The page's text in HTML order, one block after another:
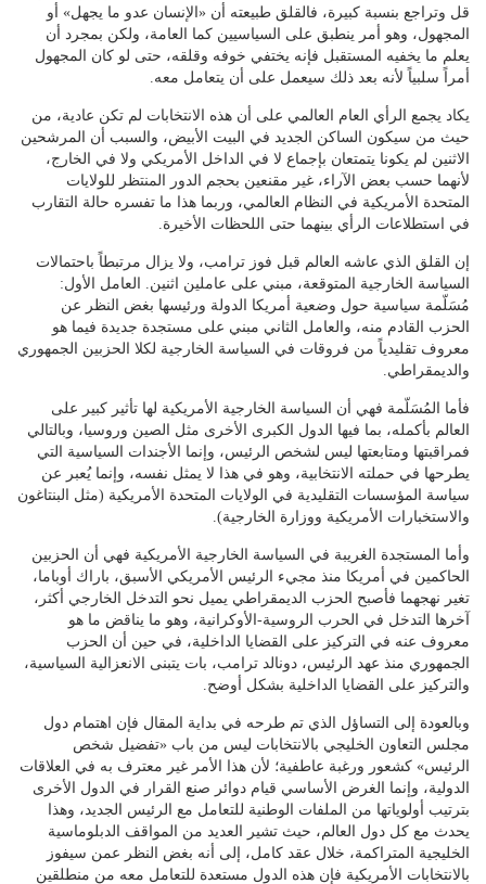
قل وتراجع بنسبة كبيرة، فالقلق طبيعته أن «الإنسان عدو ما يجهل» أو
المجهول، وهو أمر ينطبق على السياسيين كما العامة، ولكن بمجرد أن
يعلم ما يخفيه المستقبل فإنه يختفي خوفه وقلقه، حتى لو كان المجهول
أمراً سلبياً لأنه بعد ذلك سيعمل على أن يتعامل معه.
يكاد يجمع الرأي العام العالمي على أن هذه الانتخابات لم تكن عادية، من
حيث من سيكون الساكن الجديد في البيت الأبيض، والسبب أن المرشحين
الاثنين لم يكونا يتمتعان بإجماع لا في الداخل الأمريكي ولا في الخارج،
لأنهما حسب بعض الآراء، غير مقنعين بحجم الدور المنتظر للولايات
المتحدة الأمريكية في النظام العالمي، وربما هذا ما تفسره حالة التقارب
في استطلاعات الرأي بينهما حتى اللحظات الأخيرة.
إن القلق الذي عاشه العالم قبل فوز ترامب، ولا يزال مرتبطاً باحتمالات
السياسة الخارجية المتوقعة، مبني على عاملين اثنين. العامل الأول:
مُسَلّمة سياسية حول وضعية أمريكا الدولة ورئيسها بغض النظر عن
الحزب القادم منه، والعامل الثاني مبني على مستجدة جديدة فيما هو
معروف تقليدياً من فروقات في السياسة الخارجية لكلا الحزبين الجمهوري
والديمقراطي.
فأما المُسَلّمة فهي أن السياسة الخارجية الأمريكية لها تأثير كبير على
العالم بأكمله، بما فيها الدول الكبرى الأخرى مثل الصين وروسيا، وبالتالي
فمراقبتها ومتابعتها ليس لشخص الرئيس، وإنما الأجندات السياسية التي
يطرحها في حملته الانتخابية، وهو في هذا لا يمثل نفسه، وإنما يُعبر عن
سياسة المؤسسات التقليدية في الولايات المتحدة الأمريكية (مثل البنتاغون
والاستخبارات الأمريكية ووزارة الخارجية).
وأما المستجدة الغريبة في السياسة الخارجية الأمريكية فهي أن الحزبين
الحاكمين في أمريكا منذ مجيء الرئيس الأمريكي الأسبق، باراك أوباما،
تغير نهجهما فأصبح الحزب الديمقراطي يميل نحو التدخل الخارجي أكثر،
آخرها التدخل في الحرب الروسية-الأوكرانية، وهو ما يناقض ما هو
معروف عنه في التركيز على القضايا الداخلية، في حين أن الحزب
الجمهوري منذ عهد الرئيس، دونالد ترامب، بات يتبنى الانعزالية السياسية،
والتركيز على القضايا الداخلية بشكل أوضح.
وبالعودة إلى التساؤل الذي تم طرحه في بداية المقال فإن اهتمام دول
مجلس التعاون الخليجي بالانتخابات ليس من باب «تفضيل شخص
الرئيس» كشعور ورغبة عاطفية؛ لأن هذا الأمر غير معترف به في العلاقات
الدولية، وإنما الغرض الأساسي قيام دوائر صنع القرار في الدول الأخرى
بترتيب أولوياتها من الملفات الوطنية للتعامل مع الرئيس الجديد، وهذا
يحدث مع كل دول العالم، حيث تشير العديد من المواقف الدبلوماسية
الخليجية المتراكمة، خلال عقد كامل، إلى أنه بغض النظر عمن سيفوز
بالانتخابات الأمريكية فإن هذه الدول مستعدة للتعامل معه من منطلقين